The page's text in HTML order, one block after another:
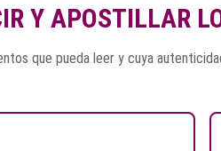
Y APOSTILLAR
que pueda leer y cuya